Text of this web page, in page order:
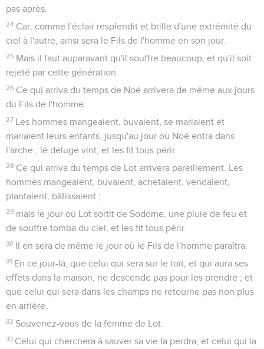
pas après.
24 Car, comme l'éclair resplendit et brille d'une extrémité du
ciel à l'autre, ainsi sera le Fils de l'homme en son jour.
25 Mais il faut auparavant qu'il souffre beaucoup, et qu'il soit
rejeté par cette génération.
26 Ce qui arriva du temps de Noé arrivera de même aux jours
du Fils de l'homme.
27 Les hommes mangeaient, buvaient, se mariaient et
mariaient leurs enfants, jusqu'au jour où Noé entra dans
l'arche ; le déluge vint, et les fit tous périr.
28 Ce qui arriva du temps de Lot arrivera pareillement. Les
hommes mangeaient, buvaient, achetaient, vendaient,
plantaient, bâtissaient ;
29 mais le jour où Lot sortit de Sodome, une pluie de feu et
de souffre tomba du ciel, et les fit tous périr.
30 Il en sera de même le jour où le Fils de l'homme paraîtra.
31 En ce jour-là, que celui qui sera sur le toit, et qui aura ses
effets dans la maison, ne descende pas pour les prendre ; et
que celui qui sera dans les champs ne retourne pas non plus
en arrière.
32 Souvenez-vous de la femme de Lot.
33 Celui qui cherchera à sauver sa vie la perdra, et celui qui la